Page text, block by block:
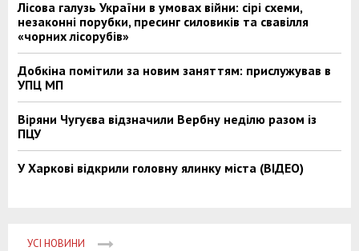
Лісова галузь України в умовах війни: сірі схеми,
незаконні порубки, пресинг силовиків та свавілля
«чорних лісорубів»
Добкіна помітили за новим заняттям: прислужував в
УПЦ МП
Віряни Чугуєва відзначили Вербну неділю разом із
ПЦУ
У Харкові відкрили головну ялинку міста (ВІДЕО)
УСІ НОВИНИ